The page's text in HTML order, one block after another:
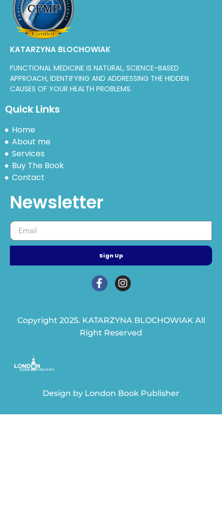
KATARZYNA BLOCHOWIAK
FUNCTIONAL MEDICINE IS NATURAL, SCIENCE-BASED
APPROACH, IDENTIFYING AND ADDRESSING THE HIDDEN
CAUSES OF YOUR HEALTH PROBLEMS.
Quick Links
Home
About me
Services
Buy The Book
Contact
Newsletter
Sign Up
Copyright 2025. KATARZYNA BLOCHOWIAK All
Right Reserved
Design by London Book Publisher